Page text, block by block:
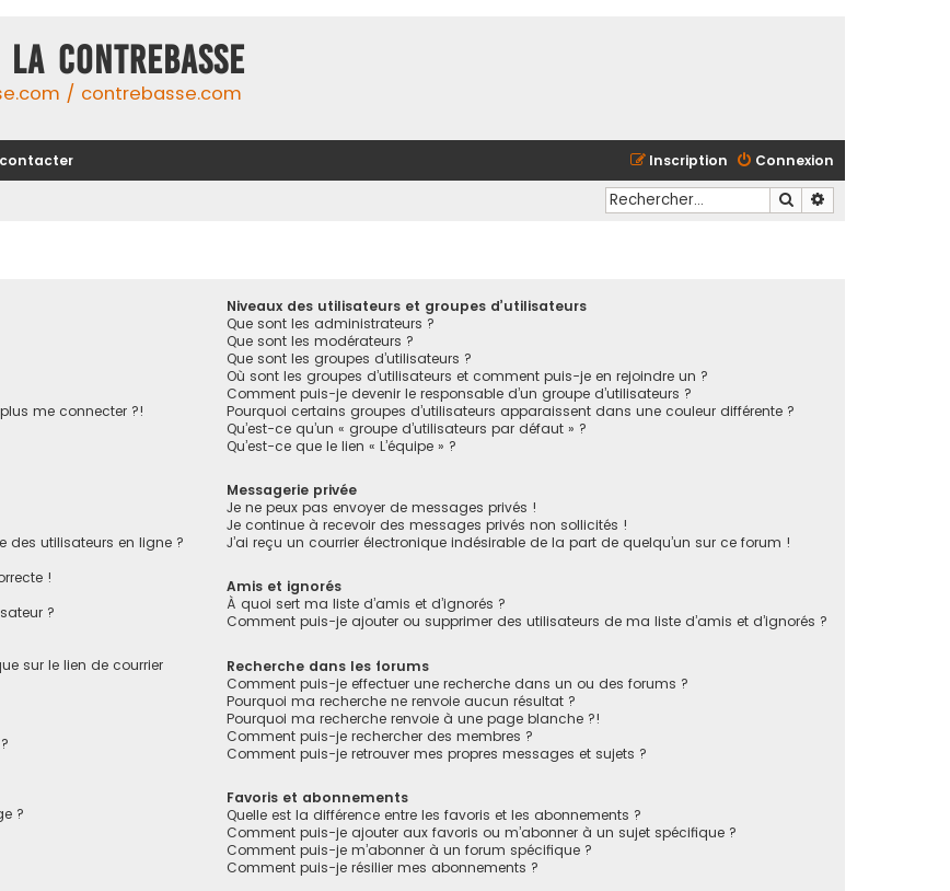
CONTREBASSE
/ contrebasse.com
Connexion
Inscription
Rechercher
me connecter ?!
des utilisateurs en ligne ?
!
?
sur le lien de courrier
?
Niveaux des utilisateurs et groupes d’utilisateurs
Que sont les administrateurs ?
Que sont les modérateurs ?
Que sont les groupes d’utilisateurs ?
Où sont les groupes d’utilisateurs et comment puis-je en rejoindre un ?
Comment puis-je devenir le responsable d’un groupe d’utilisateurs ?
Pourquoi certains groupes d’utilisateurs apparaissent dans une couleur différente ?
Qu’est-ce qu’un « groupe d’utilisateurs par défaut » ?
Qu’est-ce que le lien « L’équipe » ?
Messagerie privée
Je ne peux pas envoyer de messages privés !
Je continue à recevoir des messages privés non sollicités !
J’ai reçu un courrier électronique indésirable de la part de quelqu’un sur ce forum !
Amis et ignorés
À quoi sert ma liste d’amis et d’ignorés ?
Comment puis-je ajouter ou supprimer des utilisateurs de ma liste d’amis et d’ignorés ?
Recherche dans les forums
Comment puis-je effectuer une recherche dans un ou des forums ?
Pourquoi ma recherche ne renvoie aucun résultat ?
Pourquoi ma recherche renvoie à une page blanche ?!
Comment puis-je rechercher des membres ?
Comment puis-je retrouver mes propres messages et sujets ?
Favoris et abonnements
Quelle est la différence entre les favoris et les abonnements ?
Comment puis-je ajouter aux favoris ou m’abonner à un sujet spécifique ?
Comment puis-je m’abonner à un forum spécifique ?
Comment puis-je résilier mes abonnements ?